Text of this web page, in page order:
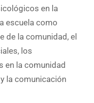
en la
escuela como
de la comunidad, el
los
la comunidad
la comunicación